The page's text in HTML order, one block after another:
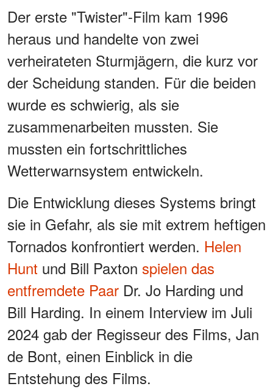
Der erste "Twister"-Film kam 1996
heraus und handelte von zwei
verheirateten Sturmjägern, die kurz vor
der Scheidung standen. Für die beiden
wurde es schwierig, als sie
zusammenarbeiten mussten. Sie
mussten ein fortschrittliches
Wetterwarnsystem entwickeln.
Die Entwicklung dieses Systems bringt
sie in Gefahr, als sie mit extrem heftigen
Tornados konfrontiert werden. Helen
Hunt und Bill Paxton spielen das
entfremdete Paar Dr. Jo Harding und
Bill Harding. In einem Interview im Juli
2024 gab der Regisseur des Films, Jan
de Bont, einen Einblick in die
Entstehung des Films.